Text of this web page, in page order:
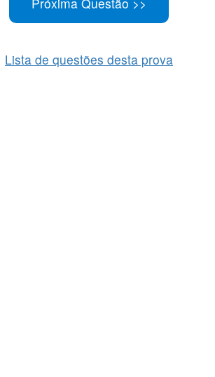
Lista de questões desta prova